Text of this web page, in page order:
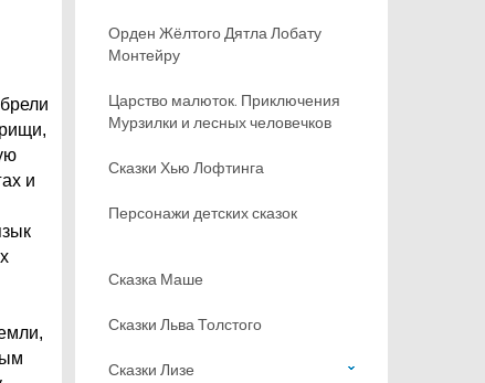
и
Орден Жёлтого Дятла Лобату
Монтейру
Царство малюток. Приключения
Мурзилки и лесных человечков
Сказки Хью Лофтинга
Персонажи детских сказок
Сказка Маше
Сказки Льва Толстого
Сказки Лизе